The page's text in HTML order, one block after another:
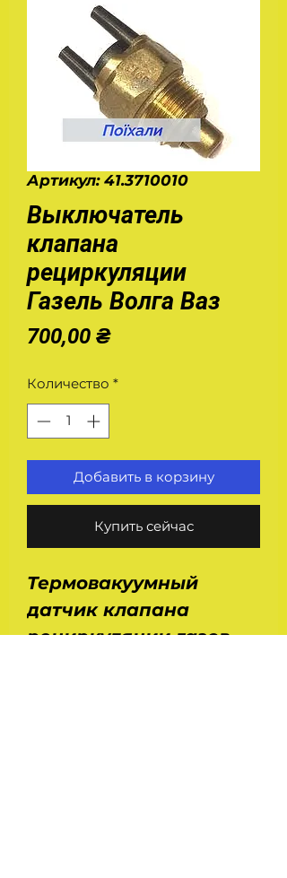
Артикул: 41.3710010
Выключатель
клапана
рециркуляции
Газель Волга Ваз
700,00 ₴Цена
Количество *
Добавить в корзину
Купить сейчас
Термовакуумный
датчик клапана
рециркуляции газов